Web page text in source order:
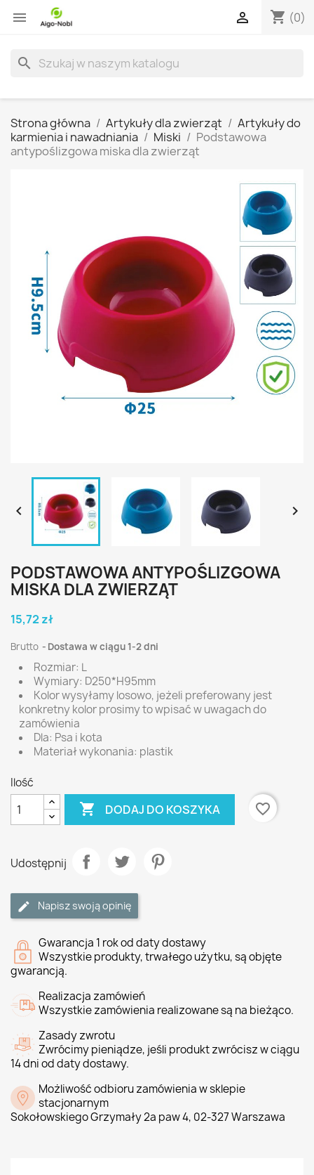
 shopping_cart (0)

search
Strona główna Artykuły dla zwierząt
Artykuły do
karmienia i nawadniania
Miski
Podstawowa
antypoślizgowa miska dla zwierząt
 
PODSTAWOWA ANTYPOŚLIZGOWA
MISKA DLA ZWIERZĄT
15,72 zł
Brutto Dostawa w ciągu 1-2 dni
Rozmiar: L
Wymiary: D250*H95mm
Kolor wysyłamy losowo, jeżeli preferowany jest
konkretny kolor prosimy to wpisać w uwagach do
zamówienia
Dla: Psa i kota
Materiał wykonania: plastik
Ilość
 DODAJ DO KOSZYKA favorite_border
Udostępnij
Napisz swoją opinię
Gwarancja 1 rok od daty dostawy
Wszystkie produkty, trwałego użytku, są objęte
gwarancją.
Realizacja zamówień
Wszystkie zamówienia realizowane są na bieżąco.
Zasady zwrotu
Zwrócimy pieniądze, jeśli produkt zwrócisz w ciągu
14 dni od daty dostawy.
Możliwość odbioru zamówienia w sklepie
stacjonarnym
Sokołowskiego Grzymały 2a paw 4, 02-327 Warszawa